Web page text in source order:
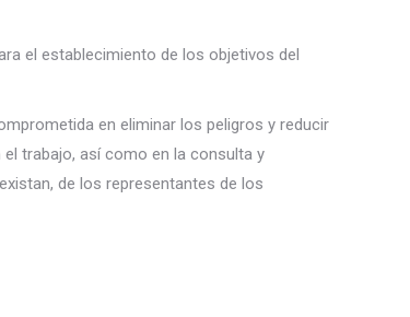
el establecimiento de los objetivos del
en eliminar los peligros y reducir
trabajo, así como en la consulta y
de los representantes de los